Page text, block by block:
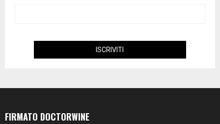
FIRMATO DOCTORWINE